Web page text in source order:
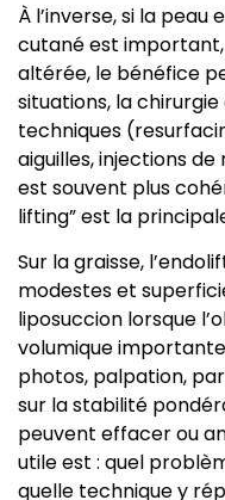
À l’inverse, si la peau
cutané est
altérée, le bénéfice
situations, la
techniques
aiguilles, injections
est souvent plus
lifting” est la
Sur la graisse,
modestes et
liposuccion lorsque
volumique
photos, palpation,
sur la stabilité
peuvent effacer ou
utile est : quel
quelle technique y